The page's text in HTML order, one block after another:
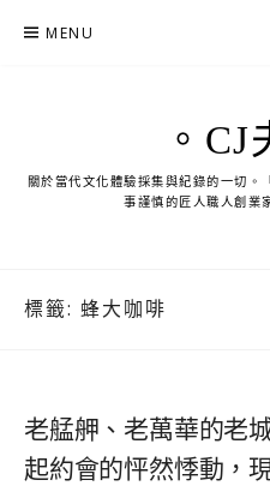
MENU
。CJ
關於當代文化體驗採集與紀錄的一切。
事謹慎的匠人職人創業
標籤: 蜂大咖啡
老艋舺、老萬華的老
起約會的怦然悸動，